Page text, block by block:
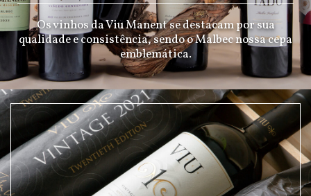
Os vinhos da Viu Manent se destacam por sua
qualidade e consistência, sendo o Malbec nossa cepa
emblemática.